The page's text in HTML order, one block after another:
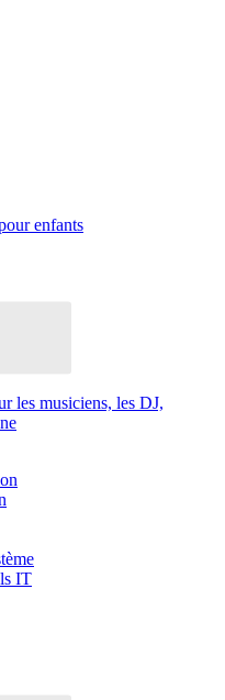
enfants
les musiciens, les DJ,
IT